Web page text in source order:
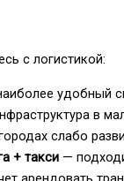
с логистикой:
удобный
в
слабо
+ такси —